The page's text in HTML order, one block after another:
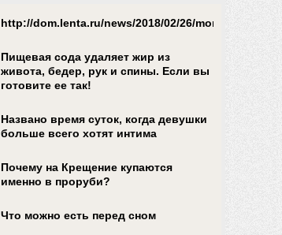
http://dom.lenta.ru/news/2018/02/26/mortgagestats/
Пищевая сода удаляет жир из
живота, бедер, рук и спины. Если вы
готовите ее так!
Названо время суток, когда девушки
больше всего хотят интима
Почему на Крещение купаются
именно в проруби?
Что можно есть перед сном